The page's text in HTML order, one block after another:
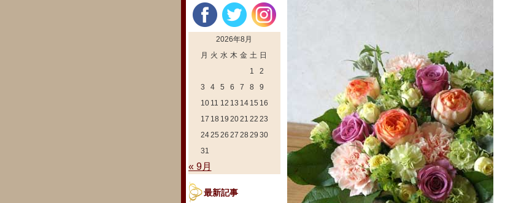
2026年8月
月 火 水 木 金 土 日
1
2
3
4 5 6 7 8
9
10 11 12 13 14 15 16
17 18 19 2021 22 23
2425 26 27 28 29 30
31
« 9月
最新記事